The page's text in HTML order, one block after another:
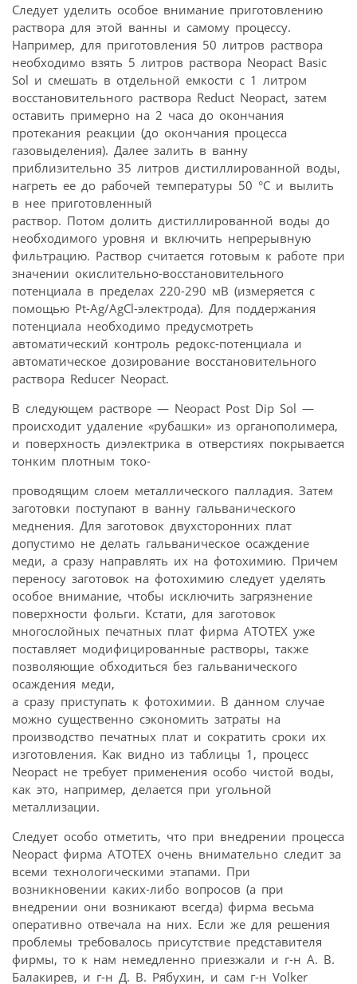
Следует уделить особое внимание приготовлению
раствора для этой ванны и самому процессу.
Например, для приготовления 50 литров раствора
необходимо взять 5 литров раствора Neopact Basic
Sol и смешать в отдельной емкости с 1 литром
восстановительного раствора Reduct Neopact, затем
оставить примерно на 2 часа до окончания
протекания реакции (до окончания процесса
газовыделения). Далее залить в ванну
приблизительно 35 литров дистиллированной воды,
нагреть ее до рабочей температуры 50 °С и вылить
в нее приготовленный
раствор. Потом долить дистиллированной воды до
необходимого уровня и включить непрерывную
фильтрацию. Раствор считается готовым к работе при
значении окислительно-восстановительного
потенциала в пределах 220-290 мВ (измеряется с
помощью Pt-Ag/AgCl-электрода). Для поддержания
потенциала необходимо предусмотреть
автоматический контроль редокс-потенциала и
автоматическое дозирование восстановительного
раствора Reducer Neopact.
В следующем растворе — Neopact Post Dip Sol —
происходит удаление «рубашки» из органополимера,
и поверхность диэлектрика в отверстиях покрывается
тонким плотным токо-
проводящим слоем металлического палладия. Затем
заготовки поступают в ванну гальванического
меднения. Для заготовок двухсторонних плат
допустимо не делать гальваническое осаждение
меди, а сразу направлять их на фотохимию. Причем
переносу заготовок на фотохимию следует уделять
особое внимание, чтобы исключить загрязнение
поверхности фольги. Кстати, для заготовок
многослойных печатных плат фирма АТОТЕХ уже
поставляет модифицированные растворы, также
позволяющие обходиться без гальванического
осаждения меди,
а сразу приступать к фотохимии. В данном случае
можно существенно сэкономить затраты на
производство печатных плат и сократить сроки их
изготовления. Как видно из таблицы 1, процесс
Neopact не требует применения особо чистой воды,
как это, например, делается при угольной
металлизации.
Следует особо отметить, что при внедрении процесса
Neopact фирма АТОТЕХ очень внимательно следит за
всеми технологическими этапами. При
возникновении каких-либо вопросов (а при
внедрении они возникают всегда) фирма весьма
оперативно отвечала на них. Если же для решения
проблемы требовалось присутствие представителя
фирмы, то к нам немедленно приезжали и г-н А. В.
Балакирев, и г-н Д. В. Рябухин, и сам г-н Volker